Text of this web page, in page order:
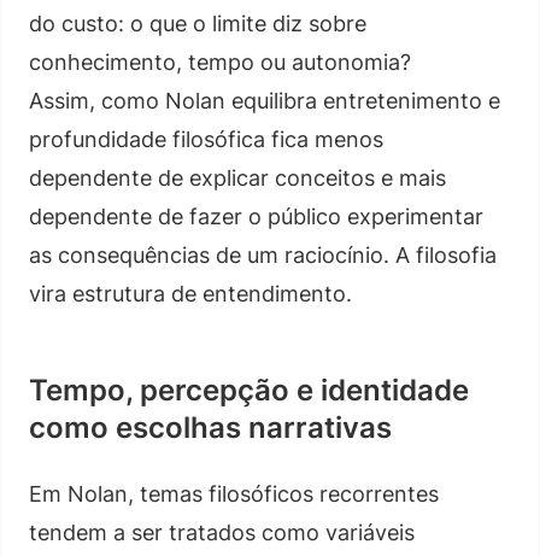
do custo: o que o limite diz sobre
conhecimento, tempo ou autonomia?
Assim, como Nolan equilibra entretenimento e
profundidade filosófica fica menos
dependente de explicar conceitos e mais
dependente de fazer o público experimentar
as consequências de um raciocínio. A filosofia
vira estrutura de entendimento.
Tempo, percepção e identidade
como escolhas narrativas
Em Nolan, temas filosóficos recorrentes
tendem a ser tratados como variáveis